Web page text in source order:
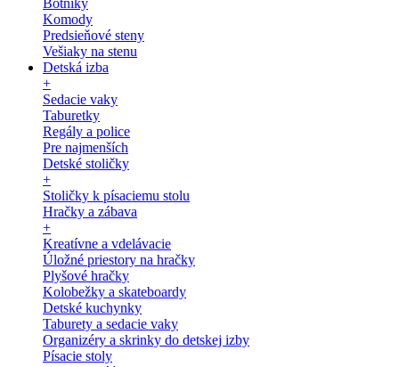
Botníky
Komody
Predsieňové steny
Vešiaky na stenu
Detská izba
+
Sedacie vaky
Taburetky
Regály a police
Pre najmenších
Detské stoličky
+
Stoličky k písaciemu stolu
Hračky a zábava
+
Kreatívne a vdelávacie
Úložné priestory na hračky
Plyšové hračky
Kolobežky a skateboardy
Detské kuchynky
Taburety a sedacie vaky
Organizéry a skrinky do detskej izby
Písacie stoly